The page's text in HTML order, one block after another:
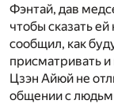
Фэнтай, дав
чтобы сказать
сообщил, как
присматривать
Цзэн Айюй не
общении с